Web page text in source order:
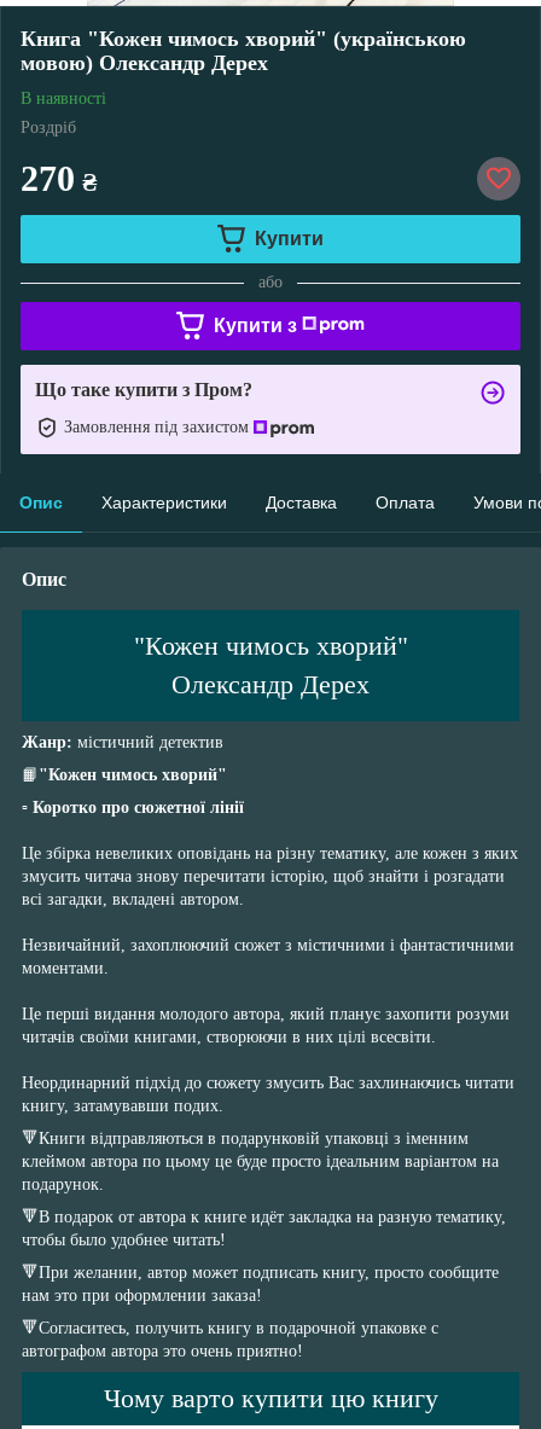
Книга "Кожен чимось хворий" (українською
мовою) Олександр Дерех
В наявності
Роздріб
270 ₴
Купити
або
Купити з
Що таке купити з Пром?
Замовлення під захистом
Опис Характеристики Доставка Оплата Умови
Опис
"Кожен чимось хворий"
Олександр Дерех
Жанр: містичний детектив
📙 "Кожен чимось хворий"
▫️ Коротко про сюжетної лінії
Це збірка невеликих оповідань на різну тематику, але кожен з яких
змусить читача знову перечитати історію, щоб знайти і розгадати
всі загадки, вкладені автором.
Незвичайний, захоплюючий сюжет з містичними і фантастичними
моментами.
Це перші видання молодого автора, який планує захопити розуми
читачів своїми книгами, створюючи в них цілі всесвіти.
Неординарний підхід до сюжету змусить Вас захлинаючись читати
книгу, затамувавши подих.
🔻Книги відправляються в подарунковій упаковці з іменним
клеймом автора по цьому це буде просто ідеальним варіантом на
подарунок.
🔻В подарок от автора к книге идёт закладка на разную тематику,
чтобы было удобнее читать!
🔻При желании, автор может подписать книгу, просто сообщите
нам это при оформлении заказа!
🔻Согласитесь, получить книгу в подарочной упаковке с
автографом автора это очень приятно!
Чому варто купити цю книгу